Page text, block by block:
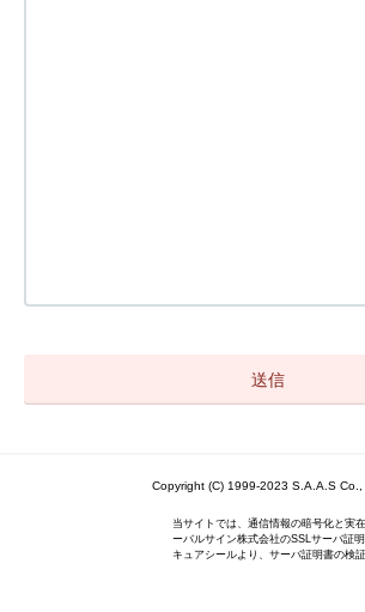
Copyright (C) 1999-2023 S.A.A.S Co.,
当サイトでは、通信情報の暗号化と実
ーバルサイン株式会社のSSLサーバ証
キュアシールより、サーバ証明書の検